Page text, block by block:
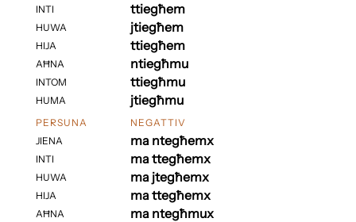
INTI
HUWA
HIJA
AĦNA
INTOM
HUMA
ttiegħem
jtiegħem
ttiegħem
ntiegħmu
ttiegħmu
jtiegħmu
PERSUNA
JIENA
INTI
HUWA
HIJA
AĦNA
NEGATTIV
ma ntegħemx
ma ttegħemx
ma jtegħemx
ma ttegħemx
ma ntegħmux